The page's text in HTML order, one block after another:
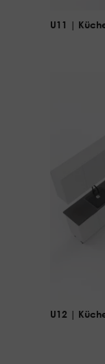
U11 |
U12 |